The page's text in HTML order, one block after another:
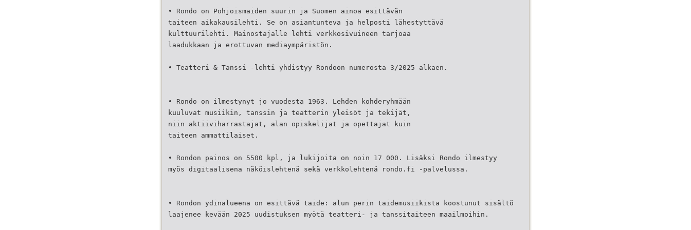
• Rondo on Pohjoismaiden suurin ja Suomen ainoa esittävän
taiteen aikakausilehti. Se on asiantunteva ja helposti lähestyttävä
kulttuurilehti. Mainostajalle lehti verkkosivuineen tarjoaa
laadukkaan ja erottuvan mediaympäristön.
• Teatteri & Tanssi -lehti yhdistyy Rondoon numerosta 3/2025 alkaen.
• Rondo on ilmestynyt jo vuodesta 1963. Lehden kohderyhmään
kuuluvat musiikin, tanssin ja teatterin yleisöt ja tekijät,
niin aktiiviharrastajat, alan opiskelijat ja opettajat kuin
taiteen ammattilaiset.
• Rondon painos on 5500 kpl, ja lukijoita on noin 17 000. Lisäksi Rondo ilmestyy
myös digitaalisena näköislehtenä sekä verkkolehtenä rondo.fi -palvelussa.
• Rondon ydinalueena on esittävä taide: alun perin taidemusiikista koostunut sisältö
laajenee kevään 2025 uudistuksen myötä teatteri- ja tanssitaiteen maailmoihin.